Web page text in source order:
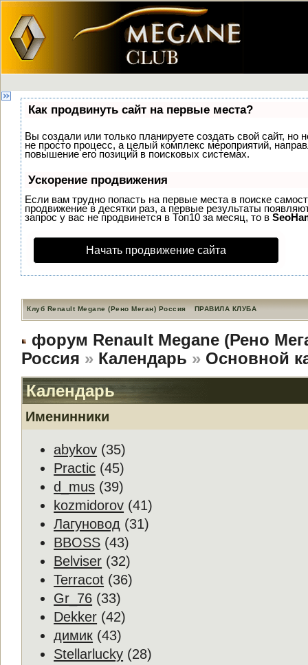
Как продвинуть сайт на первые места?
Вы создали или только планируете создать свой сайт, но
не просто процесс, а целый комплекс мероприятий,
повышение его позиций в поисковых системах.
Ускорение продвижения
Если вам трудно попасть на первые места в поиске
продвижение в десятки раз, а первые результаты
запрос у вас не продвинется в Топ10 за месяц, то в
Начать продвижение сайта
Клуб Renault Megane (Рено Меган) Россия ПРАВИЛА КЛУБА
форум Renault Megane (Рено
Россия » Календарь » Основной
Календарь
Именинники
abykov (35)
Practic (45)
d_mus (39)
kozmidorov (41)
Лагуновод (31)
BBOSS (43)
Belviser (32)
Terracot (36)
Gr_76 (33)
Dekker (42)
димик (43)
Stellarlucky (28)